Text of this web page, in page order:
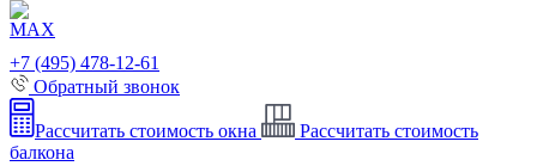
+7 (495) 478-12-61
Обратный звонок
Рассчитать стоимость окна
Рассчитать стоимость
балкона